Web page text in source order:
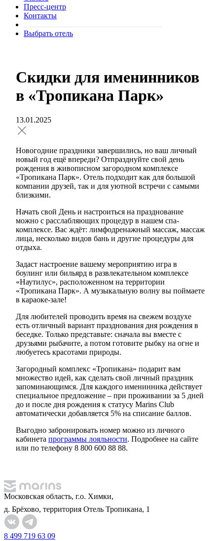
Пресс-центр
Контакты
Выбрать отель
Скидки для именинников
в «Тропикана Парк»
13.01.2025
Новогодние праздники завершились, но ваш личный
новый год ещё впереди? Отпразднуйте свой день
рождения в живописном загородном комплексе
«Тропикана Парк». Отель подходит как для большой
компании друзей, так и для уютной встречи с самыми
близкими.
Начать свой День и настроиться на празднование
можно с расслабляющих процедур в нашем спа-
комплексе. Вас ждёт: лимфодренажный массаж, массаж
лица, несколько видов бань и другие процедуры для
отдыха.
Задаст настроение вашему мероприятию игра в
боулинг или бильярд в развлекательном комплексе
«Наутилус», расположенном на территории
«Тропикана Парк». А музыкальную волну вы поймаете
в караоке-зале!
Для любителей проводить время на свежем воздухе
есть отличный вариант празднования дня рождения в
беседке. Только представьте: сначала вы вместе с
друзьями рыбачите, а потом готовите рыбку на огне и
любуетесь красотами природы.
Загородный комплекс «Тропикана» подарит вам
множество идей, как сделать свой личный праздник
запоминающимся. Для каждого именинника действует
специальное предложение – при проживании за 5 дней
до и после дня рождения к статусу Marins Club
автоматически добавляется 5% на списание баллов.
Выгодно забронировать номер можно из личного
кабинета программы лояльности. Подробнее на сайте
или по телефону 8 800 600 88 88.
Московская область, г.о. Химки,
д. Брёхово, территория Отель Тропикана, 1
8 499 719 63 09